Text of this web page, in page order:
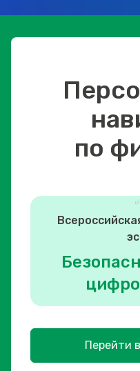
по
Перейти